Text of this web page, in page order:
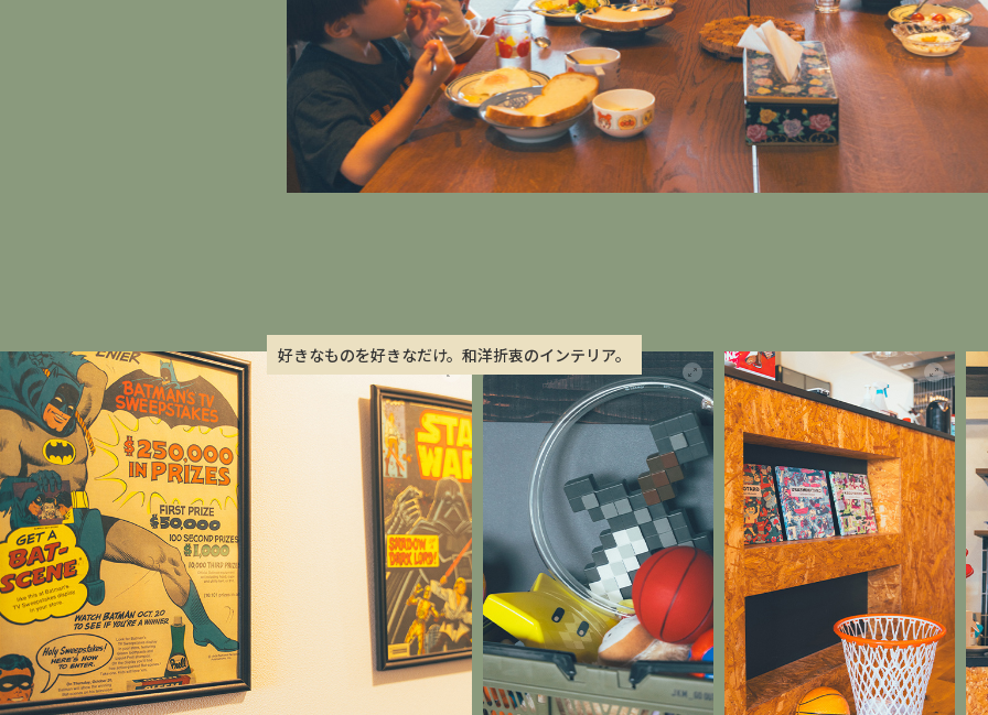
好きなものを好きなだけ。和洋折衷のインテリア。